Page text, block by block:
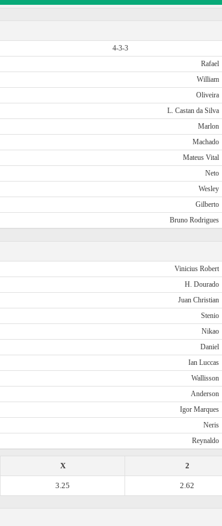
4-3-3
Rafael
William
Oliveira
L. Castan da Silva
Marlon
Machado
Mateus Vital
Neto
Wesley
Gilberto
Bruno Rodrigues
Vinicius Robert
H. Dourado
Juan Christian
Stenio
Nikao
Daniel
Ian Luccas
Wallisson
Anderson
Igor Marques
Neris
Reynaldo
2
X
2.62
3.25